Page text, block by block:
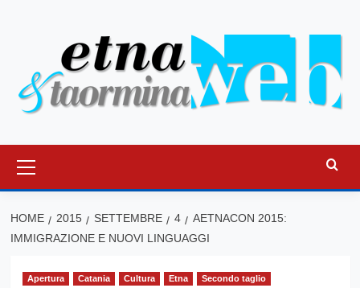
principale
HOME 2015 SETTEMBRE 4
AETNACON 2015:
IMMIGRAZIONE E NUOVI LINGUAGGI
Apertura Catania Cultura Etna Secondo taglio